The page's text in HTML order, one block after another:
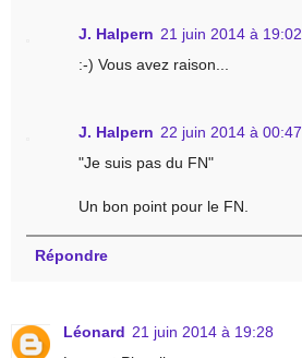
J. Halpern 21 juin 2014 à 19:02
:-) Vous avez raison...
J. Halpern 22 juin 2014 à 00:47
"Je suis pas du FN"
Un bon point pour le FN.
Répondre
Léonard 21 juin 2014 à 19:28